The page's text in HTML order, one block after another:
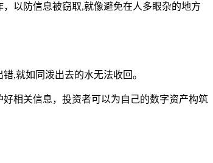
以防信息被窃取,就像避免在人多眼杂的地方
,就如同泼出去的水无法收回。
相关信息，投资者可以为自己的数字资产构筑